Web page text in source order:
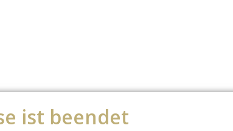
ist beendet